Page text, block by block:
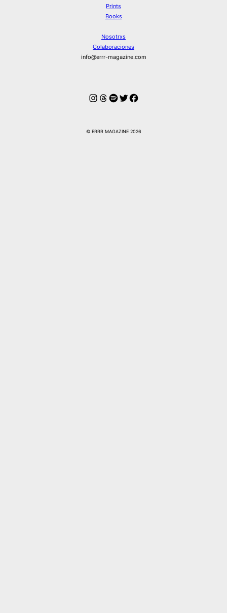
Prints
Books
Nosotrxs
Colaboraciones
info@errr-magazine.com
Instagram
Hilos
Spotify
Twitter
Facebook
© ERRR MAGAZINE 2026